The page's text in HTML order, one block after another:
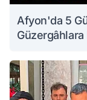
Afyon'da 5
Güzergâhlara